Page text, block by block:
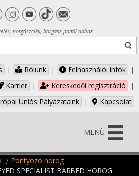
horgászcikk, horgász portál online
| Rólunk | Felhasználói infók
|
Karrier
| Kereskedői regisztráció
|
Uniós Pályázataink
| Kapcsolat
MENÜ
Pontyozó horog
SPECIALIST BARBED HOROG